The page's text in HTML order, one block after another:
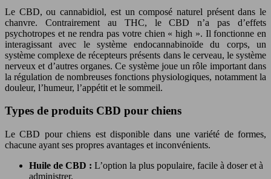
Le CBD, ou cannabidiol, est un composé naturel présent dans le
chanvre. Contrairement au THC, le CBD n’a pas d’effets
psychotropes et ne rendra pas votre chien « high ». Il fonctionne en
interagissant avec le système endocannabinoïde du corps, un
système complexe de récepteurs présents dans le cerveau, le système
nerveux et d’autres organes. Ce système joue un rôle important dans
la régulation de nombreuses fonctions physiologiques, notamment la
douleur, l’humeur, l’appétit et le sommeil.
Types de produits CBD pour chiens
Le CBD pour chiens est disponible dans une variété de formes,
chacune ayant ses propres avantages et inconvénients.
Huile de CBD : L’option la plus populaire, facile à doser et à
administrer.